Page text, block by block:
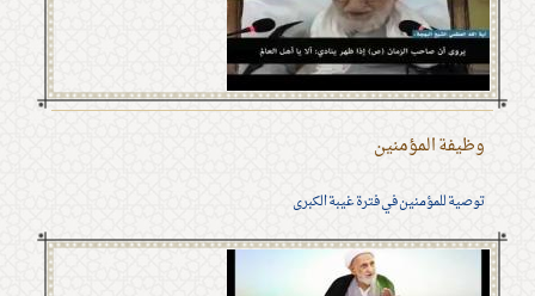
وظيفة المؤمنين
توصية للمؤمنين في فترة غيبة الكبرى